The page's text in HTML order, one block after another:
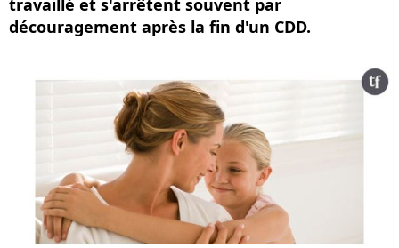
travaillé et s'arrêtent souvent par
découragement après la fin d'un CDD.